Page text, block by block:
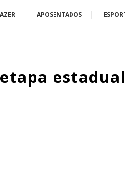
APOSENTADOS